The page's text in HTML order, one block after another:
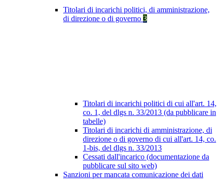
Titolari di incarichi politici, di amministrazione,
di direzione o di governo 3
Titolari di incarichi politici di cui all'art. 14,
co. 1, del dlgs n. 33/2013 (da pubblicare in
tabelle)
Titolari di incarichi di amministrazione, di
direzione o di governo di cui all'art. 14, co.
1-bis, del dlgs n. 33/2013
Cessati dall'incarico (documentazione da
pubblicare sul sito web)
Sanzioni per mancata comunicazione dei dati